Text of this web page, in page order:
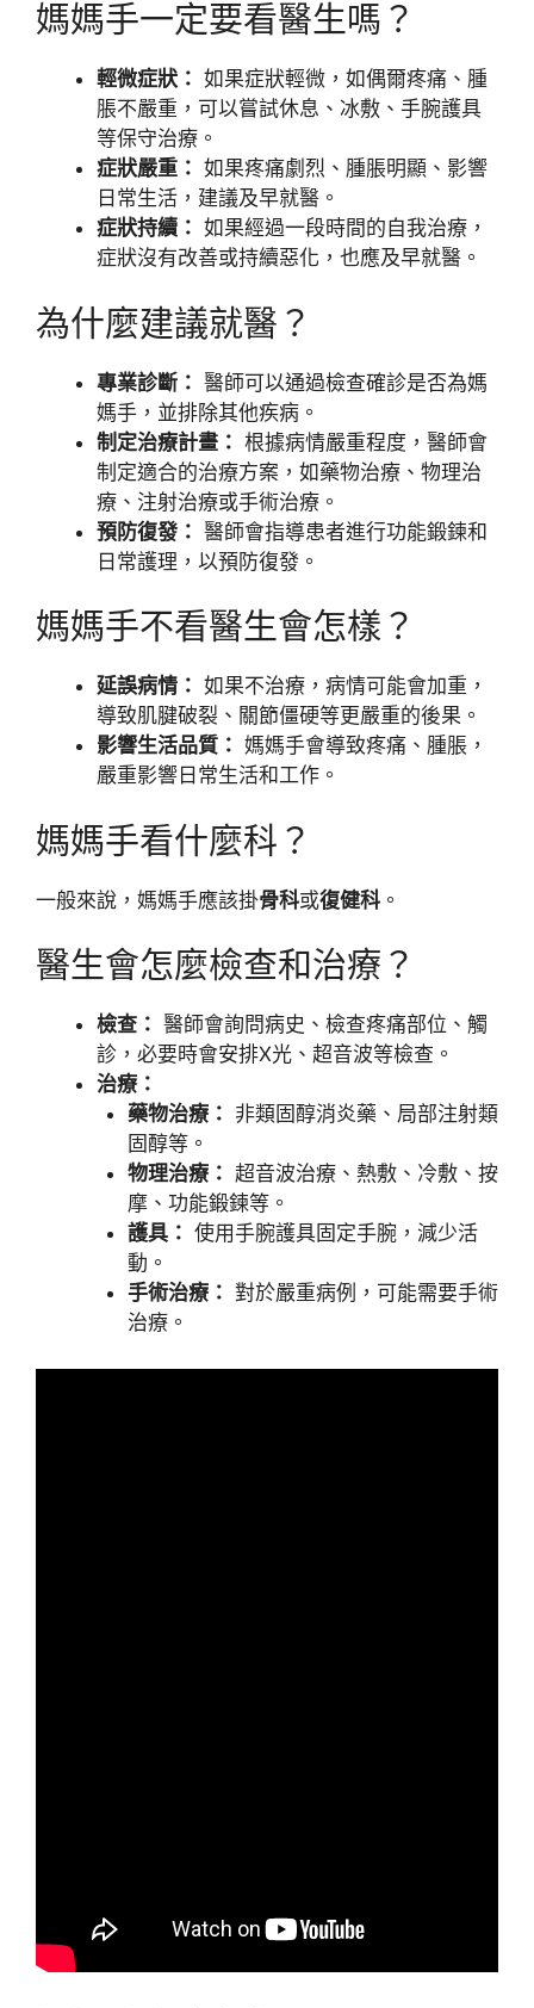
媽媽手一定要看醫生嗎？
輕微症狀： 如果症狀輕微，如偶爾疼痛、腫
脹不嚴重，可以嘗試休息、冰敷、手腕護具
等保守治療。
症狀嚴重： 如果疼痛劇烈、腫脹明顯、影響
日常生活，建議及早就醫。
症狀持續： 如果經過一段時間的自我治療，
症狀沒有改善或持續惡化，也應及早就醫。
為什麼建議就醫？
專業診斷： 醫師可以通過檢查確診是否為媽
媽手，並排除其他疾病。
制定治療計畫： 根據病情嚴重程度，醫師會
制定適合的治療方案，如藥物治療、物理治
療、注射治療或手術治療。
預防復發： 醫師會指導患者進行功能鍛鍊和
日常護理，以預防復發。
媽媽手不看醫生會怎樣？
延誤病情： 如果不治療，病情可能會加重，
導致肌腱破裂、關節僵硬等更嚴重的後果。
影響生活品質： 媽媽手會導致疼痛、腫脹，
嚴重影響日常生活和工作。
媽媽手看什麼科？
一般來說，媽媽手應該掛骨科或復健科 。
醫生會怎麼檢查和治療？
檢查： 醫師會詢問病史、檢查疼痛部位、觸
診，必要時會安排X光、超音波等檢查。
治療：
藥物治療： 非類固醇消炎藥、局部注射類
固醇等。
物理治療： 超音波治療、熱敷、冷敷、按
摩、功能鍛鍊等。
護具： 使用手腕護具固定手腕，減少活
動。
手術治療： 對於嚴重病例，可能需要手術
治療。